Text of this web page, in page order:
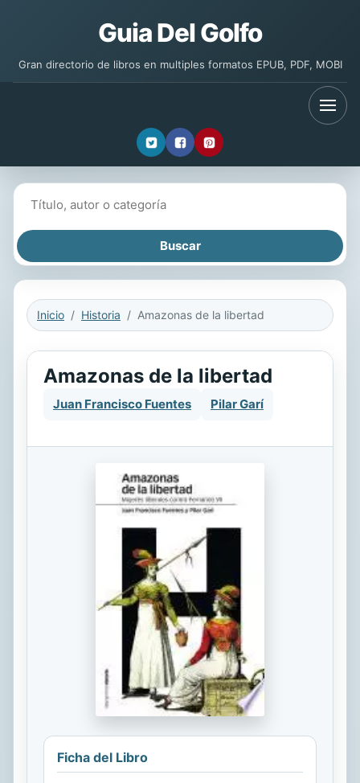
Guia Del Golfo
Gran directorio de libros en multiples formatos EPUB, PDF, MOBI
Inicio Historia Amazonas de la libertad
Amazonas de la libertad
Juan Francisco Fuentes Pilar Garí
Ficha del Libro